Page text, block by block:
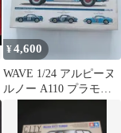
¥4,600
WAVE 1/24 アルピーヌ
ルノー A110 プラモデ